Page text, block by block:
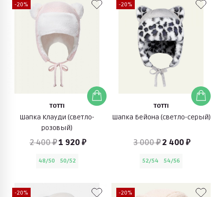
-20%
TOTTI
Шапка Клауди (светло-
розовый)
2 400 ₽1 920 ₽
48/50 50/52
-20%
TOTTI
Шапка Бейона (светло-серый)
3 000 ₽ 2 400 ₽
52/54 54/56
-20% -20%